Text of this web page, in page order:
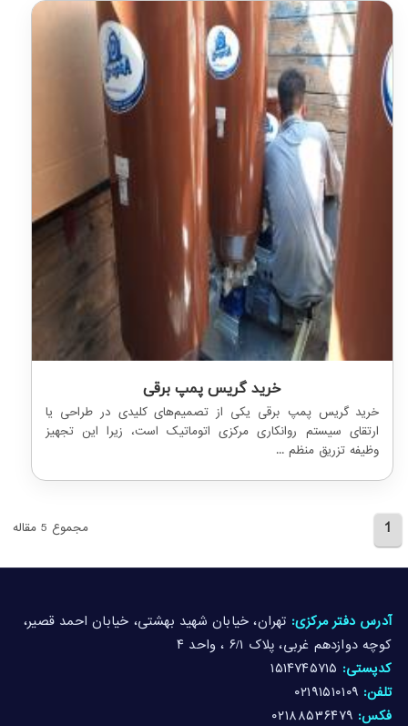
خرید گریس پمپ برقی
خرید گریس پمپ برقی یکی از تصمیم‌های کلیدی در طراحی یا
ارتقای سیستم روانکاری مرکزی اتوماتیک است، زیرا این تجهیز
وظیفه تزریق منظم ...
1 مجموع 5 مقاله
آدرس دفتر مرکزی: تهران، خیابان شهید بهشتی، خیابان احمد قصیر،
کوچه دوازدهم غربی، پلاک ۶/۱ ، واحد ۴
کدپستی: ۱۵۱۴۷۴۵۷۱۵
تلفن: ۰۲۱۹۱۵۱۰۱۰۹
فکس: ۰۲۱۸۸۵۳۶۴۷۹